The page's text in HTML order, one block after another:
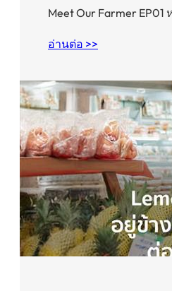
Meet Our Farmer
อ่านต่อ >>